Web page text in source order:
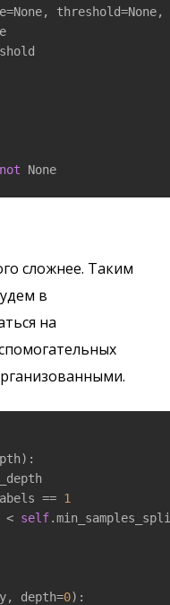
not
сложнее. Таким
в
на
:
== 1
< self
depth=0) :